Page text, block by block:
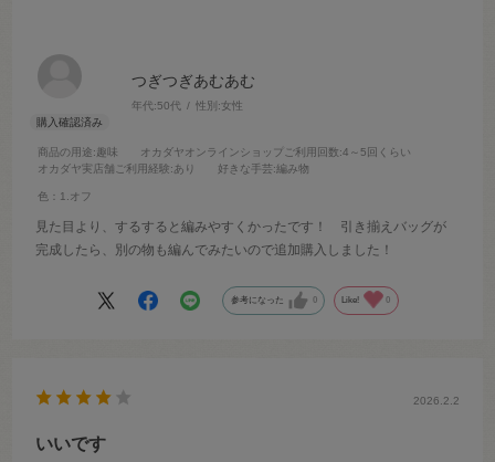
つぎつぎあむあむ
年代:50代 性別:女性
商品の用途:趣味 オカダヤオンラインショップご利用回数:4～5回くらい
オカダヤ実店舗ご利用経験:あり 好きな手芸:編み物
色：1.オフ
見た目より、するすると編みやすくかったです！ 引き揃えバッグが
完成したら、別の物も編んでみたいので追加購入しました！
参考になった 0 Like! 0
2026.2.2
いいです